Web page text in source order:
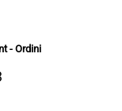
- Ordini